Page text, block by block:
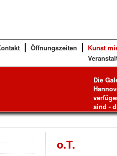
Öffnungszeiten
Kunst
Die
sind -
o.T.